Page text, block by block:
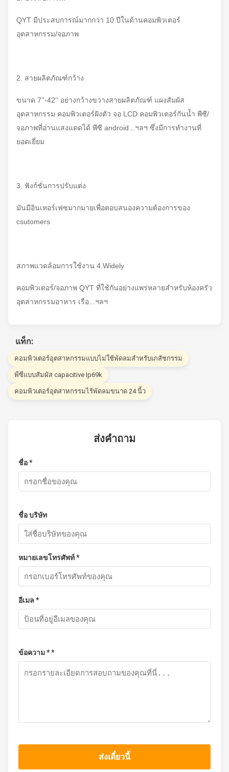
QYT มีประสบการณ์มากกว่า 10 ปีในด้านคอมพิวเตอร์
อุตสาหกรรม/จอภาพ
2. สายผลิตภัณฑ์กว้าง
ขนาด 7''-42'' อย่างกว้างขวางสายผลิตภัณฑ์ แผงสัมผัส
อุตสาหกรรม คอมพิวเตอร์ฝังตัว จอ LCD คอมพิวเตอร์กันน้ำ พีซี/
จอภาพที่อ่านแสงแดดได้ พีซี android...ฯลฯ ซึ่งมีการทำงานที่
ยอดเยี่ยม
3. ฟังก์ชั่นการปรับแต่ง
มันมีอินเทอร์เฟซมากมายเพื่อตอบสนองความต้องการของ
csutomers
สภาพแวดล้อมการใช้งาน 4.Widely
คอมพิวเตอร์/จอภาพ QYT ที่ใช้กันอย่างแพร่หลายสำหรับห้องครัว
อุตสาหกรรมอาหาร เรือ...ฯลฯ
แท็ก:
คอมพิวเตอร์อุตสาหกรรมแบบไม่ใช้พัดลมสำหรับเภสัชกรรม
พีซีแบบสัมผัส capacitive Ip69k
คอมพิวเตอร์อุตสาหกรรมไร้พัดลมขนาด 24 นิ้ว
ส่งคำถาม
ชื่อ *
ชื่อ บริษัท
หมายเลขโทรศัพท์ *
อีเมล *
ข้อความ * *
ส่งเดี๋ยวนี้